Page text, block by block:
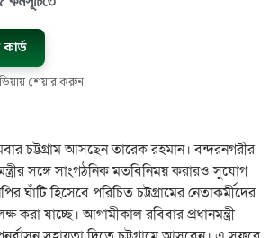
শেয়ার করুন
চট্টগ্রাম আসছেন তারেক রহমান। বন্দরনগরীর
সঙ্গে সাংগঠনিক মতবিনিময় করারও সুযোগ
ঘাঁটি হিসেবে পরিচিত চট্টগ্রামের নেতাকর্মীদের
করা যাচ্ছে। আগামীকাল রবিবার প্রধানমন্ত্রী